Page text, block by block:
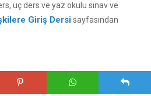
üç ders ve yaz okulu sınav ve
Giriş Dersisayfasından